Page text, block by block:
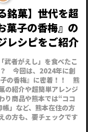
銘菓】世代を超
菓子の香梅』の
レシピをご紹介
武者がえし」を食べたこ
今回は、2024年に創
の香梅』に密着！！ 熊
の紹介や超簡単アレンジ
り商品や熊本では“ココ
」など、熊本在住の方
の方も、要チェックです